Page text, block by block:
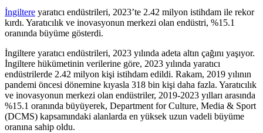
İngiltere yaratıcı endüstrileri, 2023’te 2.42 milyon istihdam ile rekor
kırdı. Yaratıcılık ve inovasyonun merkezi olan endüstri, %15.1
oranında büyüme gösterdi.
İngiltere yaratıcı endüstrileri, 2023 yılında adeta altın çağını yaşıyor.
İngiltere hükümetinin verilerine göre, 2023 yılında yaratıcı
endüstrilerde 2.42 milyon kişi istihdam edildi. Rakam, 2019 yılının
pandemi öncesi dönemine kıyasla 318 bin kişi daha fazla. Yaratıcılık
ve inovasyonun merkezi olan endüstriler, 2019-2023 yılları arasında
%15.1 oranında büyüyerek, Department for Culture, Media & Sport
(DCMS) kapsamındaki alanlarda en yüksek uzun vadeli büyüme
oranına sahip oldu.